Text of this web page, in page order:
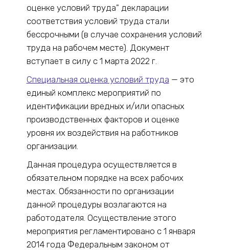
оценке условий труда" декларации
соответствия условий труда стали
бессрочными (в случае сохранения условий
труда на рабочем месте). Документ
вступает в силу с 1 марта 2022 г.
Специальная оценка условий труда — это
единый комплекс мероприятий по
идентификации вредных и/или опасных
производственных факторов и оценке
уровня их воздействия на работников
организации.
Данная процедура осуществляется в
обязательном порядке на всех рабочих
местах. Обязанности по организации
данной процедуры возлагаются на
работодателя. Осуществление этого
мероприятия регламентировано с 1 января
2014 года Федеральным законом от